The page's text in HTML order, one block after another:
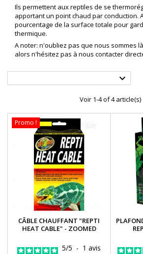
Ils permettent aux reptiles de se
apportant un point chaud par conduction.
pourcentage de la surface totale pour
thermique.
A noter: n'oubliez pas que nous sommes
alors n'hésitez pas à nous contacter

Voir 1-4 of 4 article(s)
Promo !
CÂBLE CHAUFFANT "REPTI
HEAT CABLE" - ZOOMED
5/5 - 1 avis